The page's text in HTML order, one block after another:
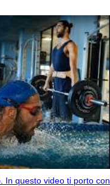
In questo video ti porto con